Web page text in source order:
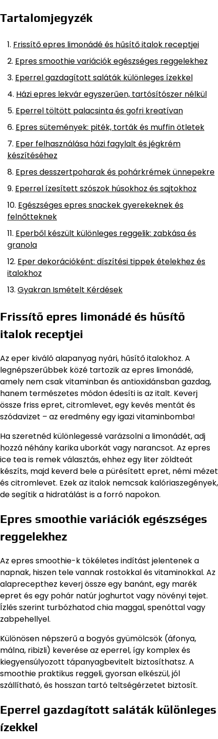
Tartalomjegyzék
Frissítő epres limonádé és hűsítő italok receptjei
Epres smoothie variációk egészséges reggelekhez
Eperrel gazdagított saláták különleges ízekkel
Házi epres lekvár egyszerűen, tartósítószer nélkül
Eperrel töltött palacsinta és gofri kreatívan
Epres sütemények: piték, torták és muffin ötletek
Eper felhasználása házi fagylalt és jégkrém
készítéséhez
Epres desszertpoharak és pohárkrémek ünnepekre
Eperrel ízesített szószok húsokhoz és sajtokhoz
Egészséges epres snackek gyerekeknek és
felnőtteknek
Eperből készült különleges reggelik: zabkása és
granola
Eper dekorációként: díszítési tippek ételekhez és
italokhoz
Gyakran Ismételt Kérdések
Frissítő epres limonádé és hűsítő
italok receptjei
Az eper kiváló alapanyag nyári, hűsítő italokhoz. A
legnépszerűbbek közé tartozik az epres limonádé,
amely nem csak vitaminban és antioxidánsban gazdag,
hanem természetes módon édesíti is az italt. Keverj
össze friss epret, citromlevet, egy kevés mentát és
szódavizet – az eredmény egy igazi vitaminbomba!
Ha szeretnéd különlegessé varázsolni a limonádét, adj
hozzá néhány karika uborkát vagy narancsot. Az epres
ice tea is remek választás, ehhez egy liter zöldteát
készíts, majd keverd bele a pürésített epret, némi mézet
és citromlevet. Ezek az italok nemcsak kalóriaszegények,
de segítik a hidratálást is a forró napokon.
Epres smoothie variációk egészséges
reggelekhez
Az epres smoothie-k tökéletes indítást jelentenek a
napnak, hiszen tele vannak rostokkal és vitaminokkal. Az
alaprecepthez keverj össze egy banánt, egy marék
epret és egy pohár natúr joghurtot vagy növényi tejet.
Ízlés szerint turbózhatod chia maggal, spenóttal vagy
zabpehellyel.
Különösen népszerű a bogyós gyümölcsök (áfonya,
málna, ribizli) keverése az eperrel, így komplex és
kiegyensúlyozott tápanyagbevitelt biztosíthatsz. A
smoothie praktikus reggeli, gyorsan elkészül, jól
szállítható, és hosszan tartó teltségérzetet biztosít.
Eperrel gazdagított saláták különleges
ízekkel